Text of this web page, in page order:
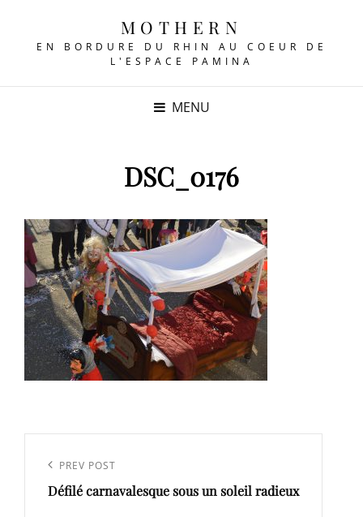
MOTHERN
EN BORDURE DU RHIN AU COEUR DE
L'ESPACE PAMINA
MENU
DSC_0176
l’article
Previous
Post
PREV POST
Défilé carnavalesque sous un soleil radieux